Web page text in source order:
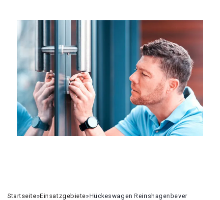
Startseite»Einsatzgebiete»Hückeswagen Reinshagenbever